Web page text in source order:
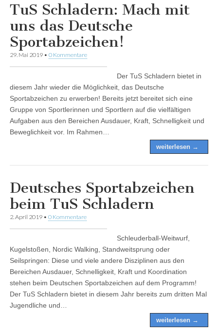
TuS Schladern: Mach mit
uns das Deutsche
Sportabzeichen!
29. Mai 2019 • 0 Kommentare
Der TuS Schladern bietet in
diesem Jahr wieder die Möglichkeit, das Deutsche
Sportabzeichen zu erwerben! Bereits jetzt bereitet sich eine
Gruppe von Sportlerinnen und Sportlern auf die vielfältigen
Aufgaben aus den Bereichen Ausdauer, Kraft, Schnelligkeit und
Beweglichkeit vor. Im Rahmen…
weiterlesen →
Deutsches Sportabzeichen
beim TuS Schladern
2. April 2019 • 0 Kommentare
Schleuderball-Weitwurf,
Kugelstoßen, Nordic Walking, Standweitsprung oder
Seilspringen: Diese und viele andere Disziplinen aus den
Bereichen Ausdauer, Schnelligkeit, Kraft und Koordination
stehen beim Deutschen Sportabzeichen auf dem Programm!
Der TuS Schladern bietet in diesem Jahr bereits zum dritten Mal
Jugendliche und…
weiterlesen →